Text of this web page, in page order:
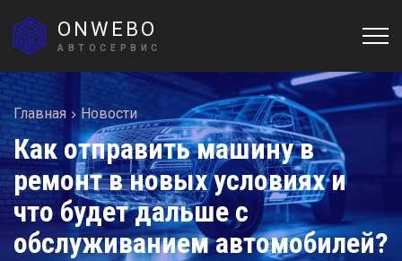
ONWEBO
АВТОСЕРВИС
Главная Новости
Как отправить машину в
ремонт в новых условиях и
что будет дальше с
обслуживанием автомобилей?